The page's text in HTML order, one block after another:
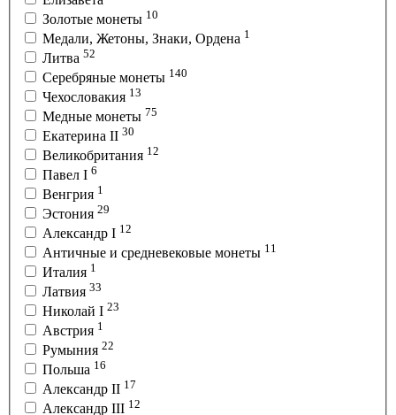
Золотые монеты 10
Медали, Жетоны, Знаки, Ордена 1
Литва 52
Серебряные монеты 140
Чехословакия 13
Медные монеты 75
Екатерина II 30
Великобритания 12
Павел I 6
Венгрия 1
Эстония 29
Александр I 12
Античные и средневековые монеты 11
Италия 1
Латвия 33
Николай I 23
Австрия 1
Румыния 22
Польша 16
Александр II 17
Александр III 12